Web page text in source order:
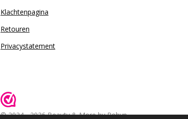
Klachtenpagina
Retouren
Privacystatement
© 2024 - 2026 Beauty & More by Robyn